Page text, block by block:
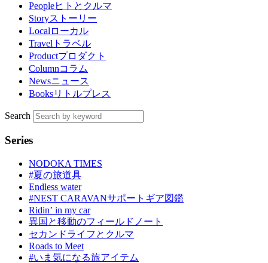
Peopleヒトとクルマ
Storyストーリー
Localローカル
Travel トラベル
Productプロダクト
Columnコラム
Newsニュース
Booksリトルプレス
Search
Series
NODOKA TIMES
#夏の旅道具
Endless water
#NEST CARAVANサポートギア図鑑
Ridinʼ in my car
異国と移動のフィールドノート
セカンドライフとクルマ
Roads to Meet
#いま気になる旅アイテム